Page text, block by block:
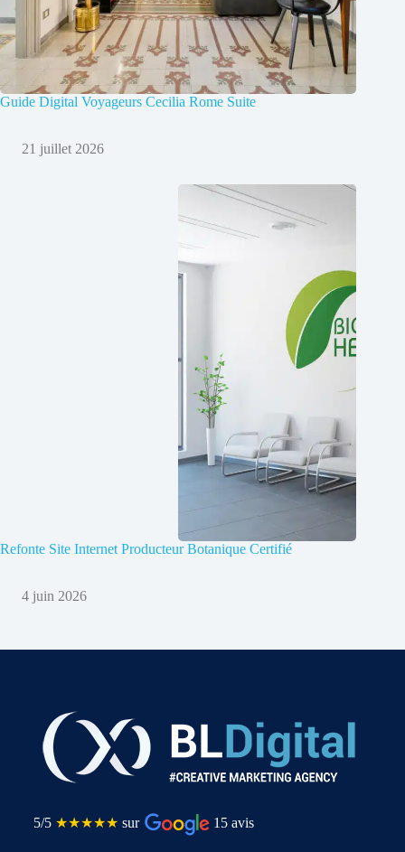
Guide Digital Voyageurs Cecilia Rome Suite
21 juillet 2026
Refonte Site Internet Producteur Botanique Certifié
4 juin 2026
5/5 ★★★★★ sur 15 avis